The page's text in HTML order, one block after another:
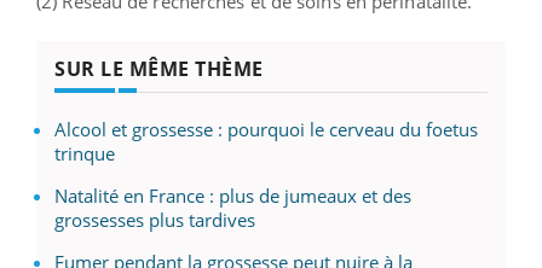
SUR LE MÊME THÈME
Alcool et grossesse : pourquoi le cerveau du foetus
trinque
Natalité en France : plus de jumeaux et des
grossesses plus tardives
Fumer pendant la grossesse peut nuire à la